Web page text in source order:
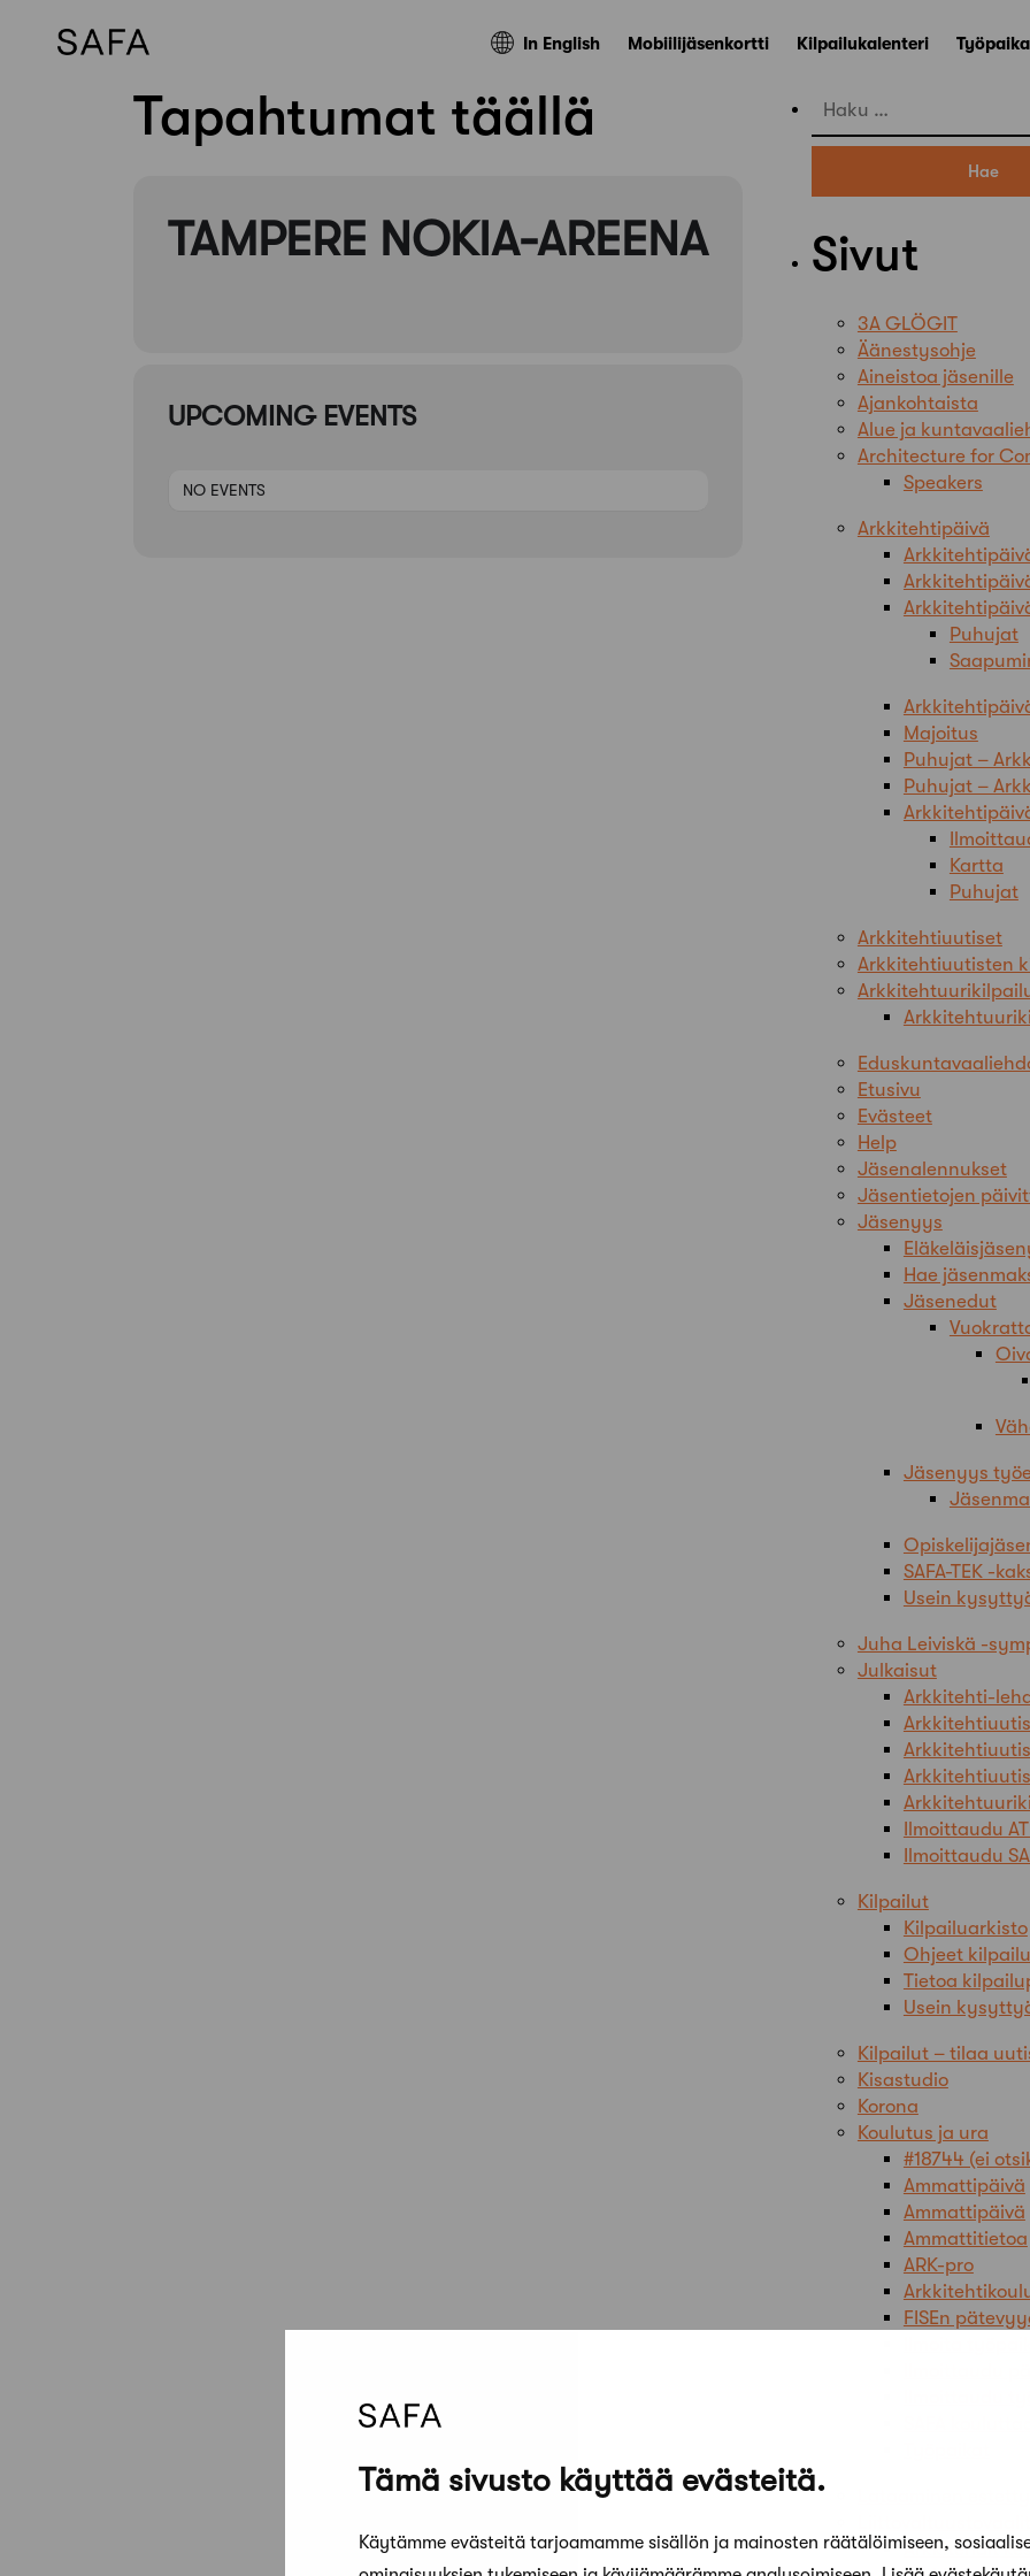
Tämä sivusto käyttää evästeitä.
Käytämme evästeitä tarjoamamme sisällön ja mainosten räätälöimiseen,
In English Mobiilijäsenkortti Kilpailukalenteri
Tapahtumat täällä
TAMPERE NOKIA-AREENA
UPCOMING EVENTS
NO EVENTS
Haku:
Sivut
3A GLÖGIT
Äänestysohje
Aineistoa jäsenille
Ajankohtaista
Alue ja
Architecture for
Speakers
Arkkitehtipäivä
Puhujat
Majoitus
Puhujat –
Puhujat –
Kartta
Puhujat
Arkkitehtiuutiset
Arkkitehtiuutisten
Etusivu
Evästeet
Help
Jäsenalennukset
Jäsentietojen
Jäsenyys
Hae
Jäsenedut
Jäsenyys
SAFA-TEK -
Usein
Juha Leiviskä -
Julkaisut
Arkkitehti-
Ilmoittaudu
Ilmoittaudu
Kilpailut
Kilpailuarkisto
Ohjeet
Tietoa
Usein
Kilpailut – tilaa
Kisastudio
Korona
Koulutus ja ura
#18744 (ei
Ammattipäivä
Ammattipäivä
Ammattitietoa
ARK-pro
FISEn
Arkkitehdit